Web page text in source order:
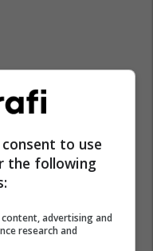
to use
the following
advertising and
research and